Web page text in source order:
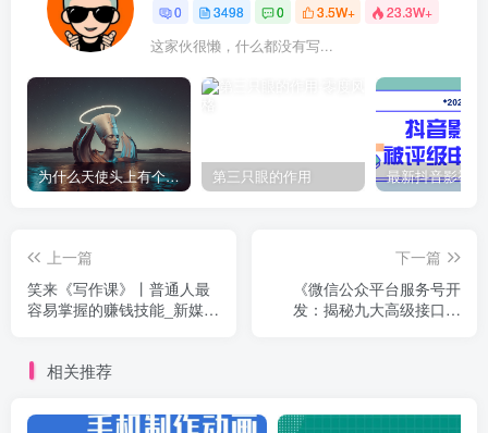
0 3498 0 3.5W+ 23.3W+
这家伙很懒，什么都没有写...
为什么天使头上有个圈？ 第三只眼的作用
上一篇
笑来《写作课》丨普通人最
容易掌握的赚钱技能_新媒体
下一篇
《微信公众平台服务号开
发：揭秘九大高级接口》
相关推荐